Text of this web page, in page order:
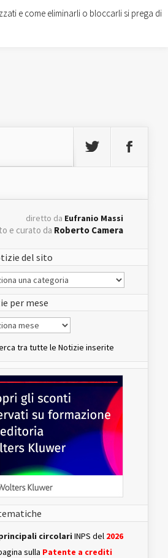
diretto da Eufranio Massi
e curato da Roberto Camera
del sito
per mese
tra tutte le Notizie inserite
circolari INPS del 2026
sulla Patente a crediti
e come eliminarli o bloccarli si prega di